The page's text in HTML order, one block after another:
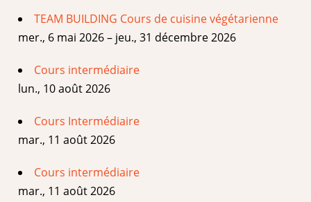
TEAM BUILDING Cours de cuisine végétarienne
mer., 6 mai 2026 – jeu., 31 décembre 2026
Cours intermédiaire
lun., 10 août 2026
Cours Intermédiaire
mar., 11 août 2026
Cours intermédiaire
mar., 11 août 2026